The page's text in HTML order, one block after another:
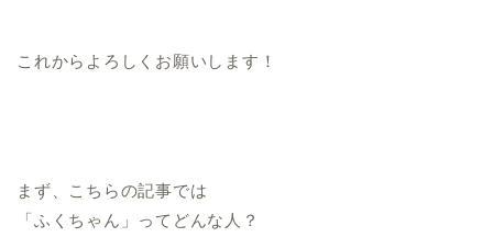
これからよろしくお願いします！
まず、こちらの記事では
「ふくちゃん」ってどんな人？